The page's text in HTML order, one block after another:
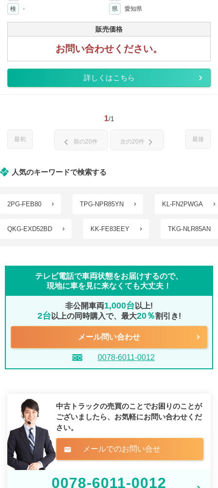
検
- 県 愛知県
販売価格
お問い合わせください。
詳しくはこちら
1/1
最初 最後
chevron_left 前の20件 次の20件 chevron_right
人気のキーワードで検索する
2PG-FEB80 TPG-NPR85YN KL-FN2PWGA
QKG-EXD52BD KK-FE83EEY TKG-NLR85AN
テレビ電話で車両状態をお届けするので、
現地に車を見に来なくても大丈夫！
非公開車両1,000台 以上!
2台 以上の同時購入で、最大20％割引き!
メール問い合わせ
0078-6011-0012
中古トラックの売買のことでお困りのことが
ございましたら、 お気軽にお問い合わせくだ
さい。
mail メールでのお問い合せ
0078-6011-0012